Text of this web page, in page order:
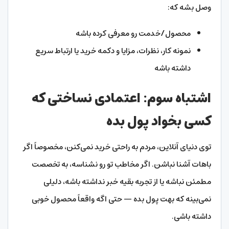
وصل بشه که:
محصول/خدمت رو معرفی کرده باشه
نمونه کار، نظرات، مزایا و دکمه خرید یا ارتباط سریع
داشته باشه
اشتباه سوم: اعتمادی نساختی که
کسی بخواد پول بده
توی دنیای آنلاین، مردم به راحتی خرید نمی‌کنن، مخصوصاً اگر
باهات آشنا نباشن. اگر مخاطب تو رو نشناسه، به تخصصت
مطمئن نباشه یا از تجربه بقیه خبر نداشته باشه، دلیلی
نمی‌بینه که بهت پول بده — حتی اگه واقعاً محصول خوبی
داشته باشی.